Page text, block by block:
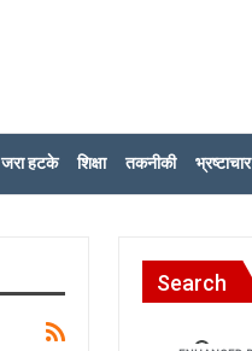
जरा हटके शिक्षा तकनीकी भ्रष्टाचार
Search